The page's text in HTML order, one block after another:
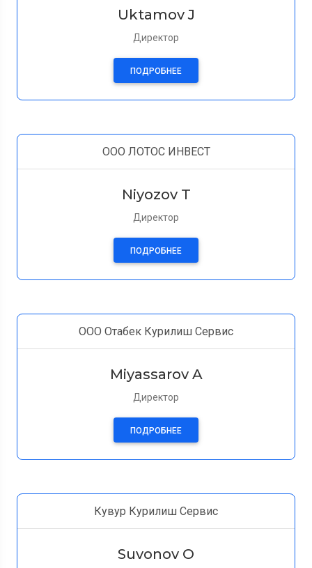
Uktamov J
Директор
ПОДРОБНЕЕ
ООО ЛОТОС ИНВЕСТ
Niyozov T
Директор
ПОДРОБНЕЕ
ООО Отабек Курилиш Сервис
Miyassarov A
Директор
ПОДРОБНЕЕ
Кувур Курилиш Сервис
Suvonov O